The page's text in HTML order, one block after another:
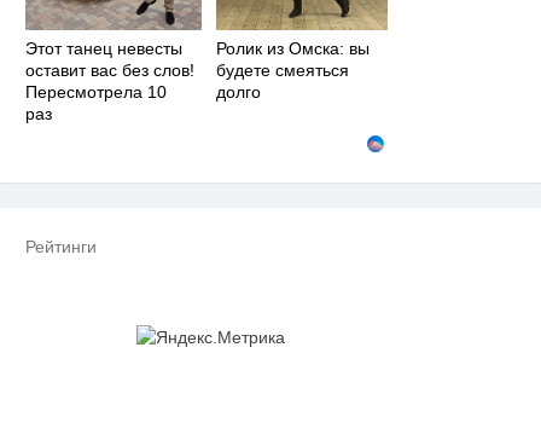
Этот танец невесты
оставит вас без слов!
Пересмотрела 10
раз
Ролик из Омска: вы
будете смеяться
долго
Рейтинги